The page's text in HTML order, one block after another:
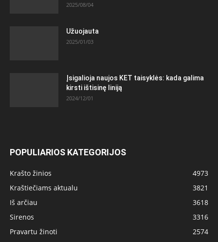
2025/08/04
Užuojauta
2025/01/03
Įsigalioja naujos KET taisyklės: kada galima
kirsti ištisinę liniją
2024/12/01
POPULIARIOS KATEGORIJOS
Krašto žinios
4973
Kraštiečiams aktualu
3821
Iš arčiau
3618
Sirenos
3316
Pravartu žinoti
2574